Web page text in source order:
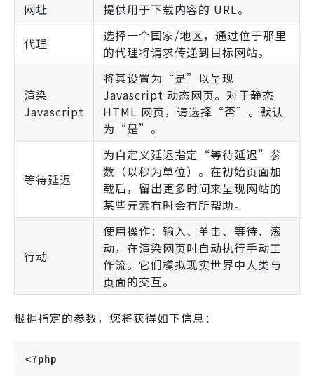
网址
提供用于下载内容的 URL。
代理
选择一个国家/地区，通过位于那里
的代理将请求传递到目标网站。
渲染
Javascript
将其设置为“是”以呈现
Javascript 动态网页。对于静态
HTML 网页，请选择“否”。默认
为“是”。
等待延迟
为自定义延迟指定“等待延迟”参
数（以秒为单位）。在初始页面加
载后，留出更多时间来呈现网站的
某些元素有时会有所帮助。
行动
使用操作：输入、单击、等待、滚
动，在渲染网页时自动执行手动工
作流。它们模拟现实世界中人类与
页面的交互。
根据指定的参数，您将获得如下信息：
<?php